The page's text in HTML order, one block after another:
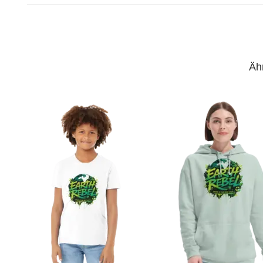
B) Breite (cm)
Halber Brustumfang (cm)
A) Länge (Zoll)
B) Breite (Zoll)
Halber Brustumfang (Zoll)
Pflegehinweise
Allgemeine